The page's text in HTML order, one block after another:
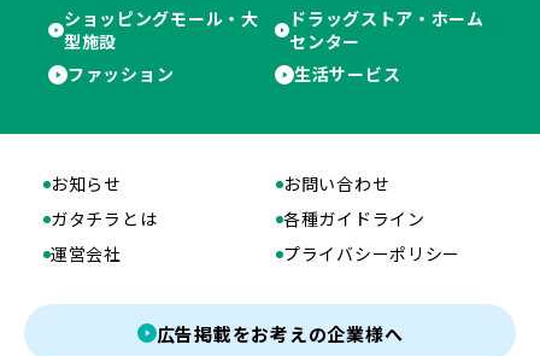
ショッピングモール・大
型施設
ドラッグストア・ホーム
センター
ファッション
生活サービス
お知らせ
お問い合わせ
ガタチラとは
各種ガイドライン
運営会社
プライバシーポリシー
広告掲載をお考えの企業様へ